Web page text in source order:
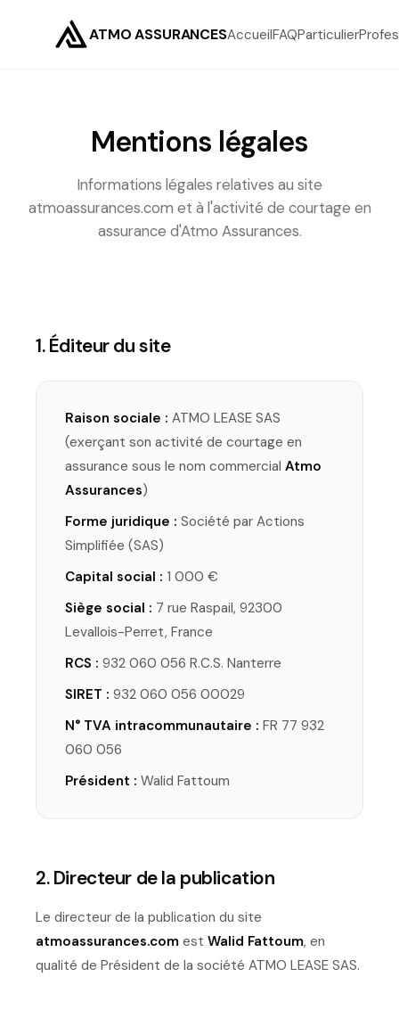
ATMO ASSURANCESAccueilFAQParticulier
Mentions légales
Informations légales relatives au site
atmoassurances.com et à l'activité de courtage en
assurance d'Atmo Assurances.
1. Éditeur du site
Raison sociale : ATMO LEASE SAS
(exerçant son activité de courtage en
assurance sous le nom commercial Atmo
Assurances)
Forme juridique : Société par Actions
Simplifiée (SAS)
Capital social : 1 000 €
Siège social : 7 rue Raspail, 92300
Levallois-Perret, France
RCS : 932 060 056 R.C.S. Nanterre
SIRET : 932 060 056 00029
N° TVA intracommunautaire : FR 77 932
060 056
Président : Walid Fattoum
2. Directeur de la publication
Le directeur de la publication du site
atmoassurances.com est Walid Fattoum, en
qualité de Président de la société ATMO LEASE SAS.